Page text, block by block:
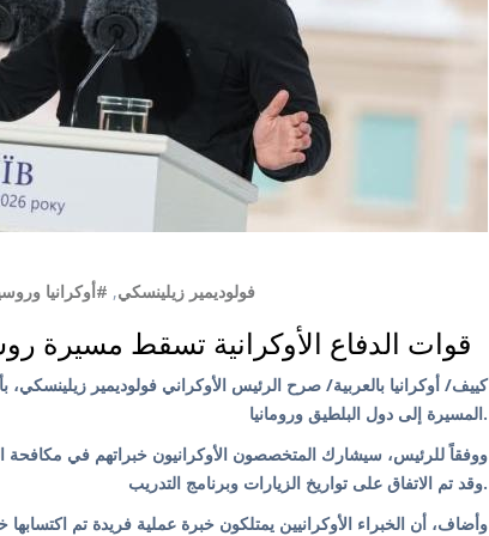
#فولوديمير زيلينسكي, #أوكرانيا
قوات الدفاع الأوكرانية تسقط مسيرة
كييف/ أوكرانيا بالعربية/ صرح الرئيس الأوكراني فولوديمير
المسيرة إلى دول البلطيق ورومانيا.
ووفقاً للرئيس، سيشارك المتخصصون الأوكرانيون خبراتهم في مكافحة
وقد تم الاتفاق على تواريخ الزيارات وبرنامج التدريب.
وأضاف، أن الخبراء الأوكرانيين يمتلكون خبرة عملية فريدة تم